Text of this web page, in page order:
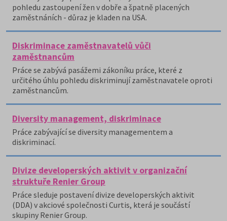
pohledu zastoupení žen v dobře a špatně placených
zaměstnáních - důraz je kladen na USA.
Diskriminace zaměstnavatelů vůči
zaměstnancům
Práce se zabývá pasážemi zákoníku práce, které z
určitého úhlu pohledu diskriminují zaměstnavatele oproti
zaměstnancům.
Diversity management, diskriminace
Práce zabývající se diversity managementem a
diskriminací.
Divize developerských aktivit v organizační
struktuře Renier Group
Práce sleduje postavení divize developerských aktivit
(DDA) v akciové společnosti Curtis, která je součástí
skupiny Renier Group.